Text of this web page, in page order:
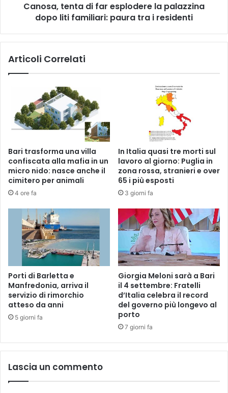
familiari:Canosa, tenta di far esplodere la palazzina
dopo liti familiari: paura tra i residenti
Articoli Correlati
Bari trasforma una villa
confiscata alla mafia in un
micro nido: nasce anche il
cimitero per animali
4 ore fa
In Italia quasi tre morti sul
lavoro al giorno: Puglia in
zona rossa, stranieri e over
65 i più esposti
3 giorni fa
Porti di Barletta e
Manfredonia, arriva il
servizio di rimorchio
atteso da anni
5 giorni fa
Giorgia Meloni sarà a Bari
il 4 settembre: Fratelli
d’Italia celebra il record
del governo più longevo al
porto
7 giorni fa
Lascia un commento